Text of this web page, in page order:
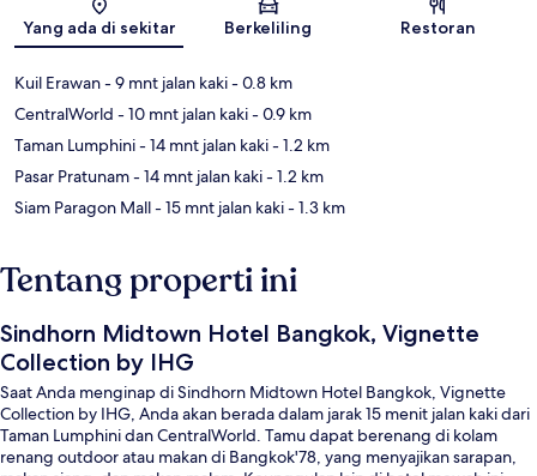
Yang ada di sekitar Berkeliling Restoran
Kuil Erawan- 9 mnt jalan kaki- 0.8 km
CentralWorld - 10 mnt jalan kaki- 0.9 km
Taman Lumphini- 14 mnt jalan kaki- 1.2 km
Pasar Pratunam- 14 mnt jalan kaki- 1.2 km
Siam Paragon Mall- 15 mnt jalan kaki- 1.3 km
Tentang properti ini
Sindhorn Midtown Hotel Bangkok, Vignette
Collection by IHG
Saat Anda menginap di Sindhorn Midtown Hotel Bangkok, Vignette
Collection by IHG, Anda akan berada dalam jarak 15 menit jalan kaki dari
Taman Lumphini dan CentralWorld. Tamu dapat berenang di kolam
renang outdoor atau makan di Bangkok'78, yang menyajikan sarapan,